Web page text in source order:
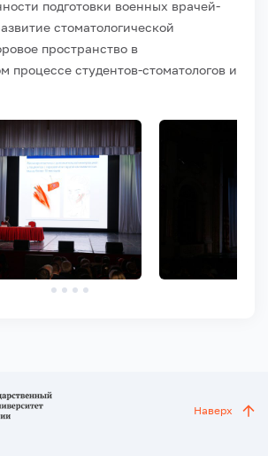
подготовки военных врачей-
стоматологической
пространство в
процессе студентов-стоматологов и
Наверх